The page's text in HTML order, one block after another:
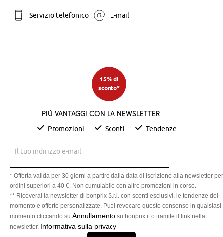
Servizio telefonico E-mail
15% di
sconto*
Più vantaggi con la newsletter
Promozioni Sconti Tendenze
Il tuo indirizzo e-mail
* Offerta valida per 30 giorni a partire dalla data di iscrizione alla newsletter per
ordini superiori a 40 €. Non cumulabile con altre promozioni in corso.
** Riceverai la newsletter di bonprix S.r.l. con sconti esclusivi, le tendenze del
momento e offerte personalizzate. Puoi revocare questo consenso in qualsiasi
momento cliccando su Annullamento su bonprix.it o tramite il link nella
newsletter. Informativa sulla privacy